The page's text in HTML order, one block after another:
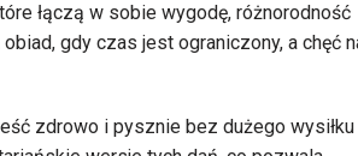
łączą w sobie wygodę, różnorodność
gdy czas jest ograniczony, a chęć
zdrowo i pysznie bez dużego wysiłku